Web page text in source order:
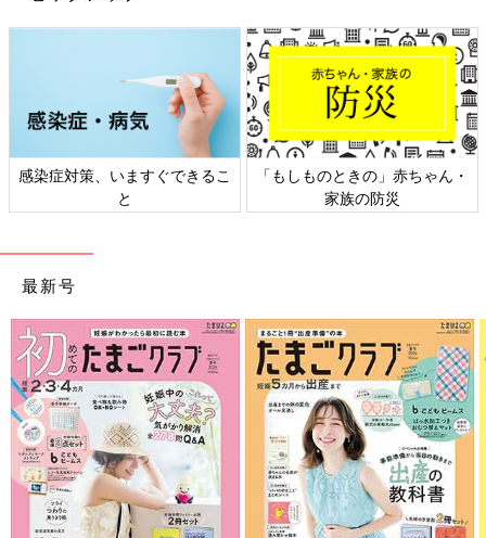
感染症対策、いますぐできるこ
と
「もしものときの」赤ちゃん・
家族の防災
最新号